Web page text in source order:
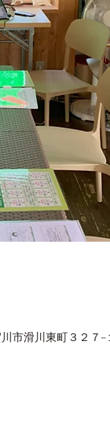
市滑川東町３２７−